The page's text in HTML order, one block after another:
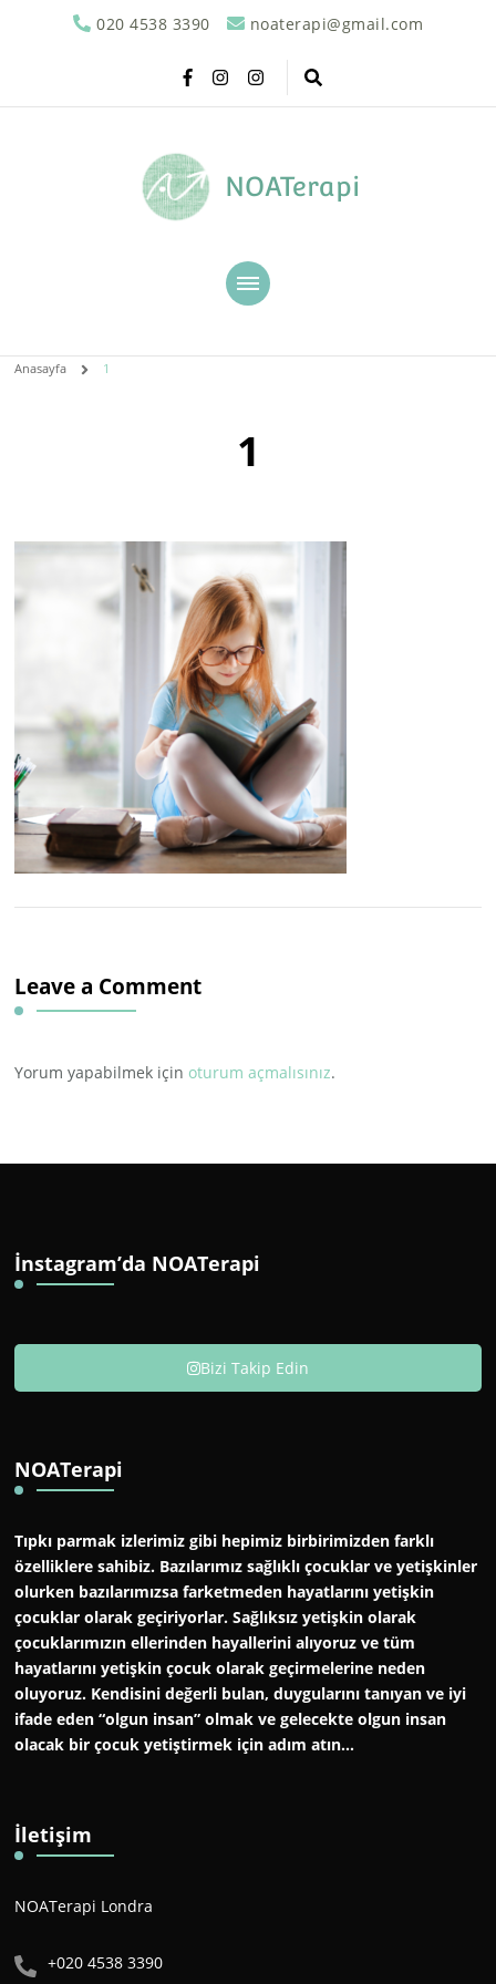
020 4538 3390 noaterapi@gmail.com
NOATerapi
Anasayfa 1
1
Leave a Comment
Yorum yapabilmek için oturum açmalısınız.
İnstagram’da NOATerapi
Bizi Takip Edin
NOATerapi
Tıpkı parmak izlerimiz gibi hepimiz birbirimizden farklı
özelliklere sahibiz. Bazılarımız sağlıklı çocuklar ve yetişkinler
olurken bazılarımızsa farketmeden hayatlarını yetişkin
çocuklar olarak geçiriyorlar. Sağlıksız yetişkin olarak
çocuklarımızın ellerinden hayallerini alıyoruz ve tüm
hayatlarını yetişkin çocuk olarak geçirmelerine neden
oluyoruz. Kendisini değerli bulan, duygularını tanıyan ve iyi
ifade eden “olgun insan” olmak ve gelecekte olgun insan
olacak bir çocuk yetiştirmek için adım atın…
İletişim
NOATerapi Londra
+020 4538 3390